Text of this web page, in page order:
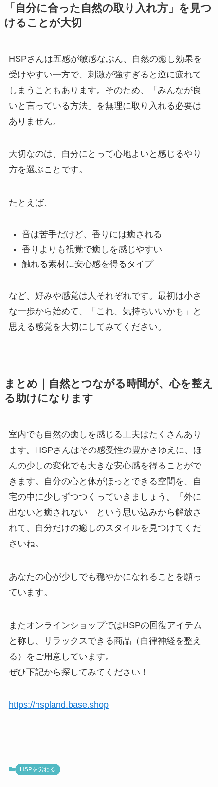
「自分に合った自然の取り入れ方」を見つ
けることが大切
HSPさんは五感が敏感なぶん、自然の癒し効果を
受けやすい一方で、刺激が強すぎると逆に疲れて
しまうこともあります。そのため、「みんなが良
いと言っている方法」を無理に取り入れる必要は
ありません。
大切なのは、自分にとって心地よいと感じるやり
方を選ぶことです。
たとえば、
音は苦手だけど、香りには癒される
香りよりも視覚で癒しを感じやすい
触れる素材に安心感を得るタイプ
など、好みや感覚は人それぞれです。最初は小さ
な一歩から始めて、「これ、気持ちいいかも」と
思える感覚を大切にしてみてください。
まとめ｜自然とつながる時間が、心を整え
る助けになります
室内でも自然の癒しを感じる工夫はたくさんあり
ます。HSPさんはその感受性の豊かさゆえに、ほ
んの少しの変化でも大きな安心感を得ることがで
きます。自分の心と体がほっとできる空間を、自
宅の中に少しずつつくっていきましょう。「外に
出ないと癒されない」という思い込みから解放さ
れて、自分だけの癒しのスタイルを見つけてくだ
さいね。
あなたの心が少しでも穏やかになれることを願っ
ています。
またオンラインショップではHSPの回復アイテム
と称し、リラックスできる商品（自律神経を整え
る）をご用意しています。
ぜひ下記から探してみてください！
https://hspland.base.shop
HSPを労わる